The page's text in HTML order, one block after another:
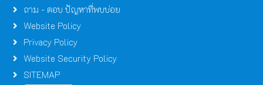
ถาม - ตอบ ปัญหาที่พบบ่อย
Website Policy
Privacy Policy
Website Security Policy
SITEMAP